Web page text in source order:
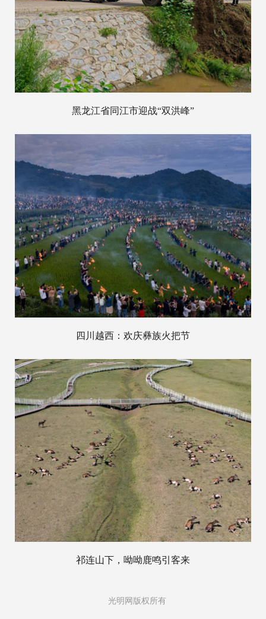
黑龙江省同江市迎战“双洪峰”
四川越西：欢庆彝族火把节
祁连山下，呦呦鹿鸣引客来
光明网版权所有